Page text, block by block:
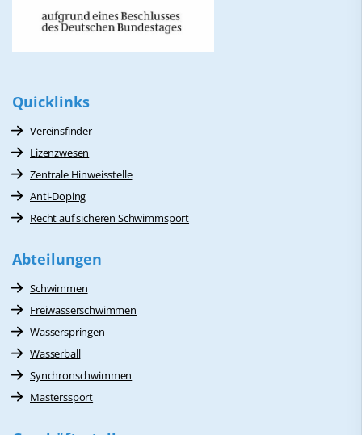
Quicklinks
Vereinsfinder
Lizenzwesen
Zentrale Hinweisstelle
Anti-Doping
Recht auf sicheren Schwimmsport
Abteilungen
Schwimmen
Freiwasserschwimmen
Wasserspringen
Wasserball
Synchronschwimmen
Masterssport